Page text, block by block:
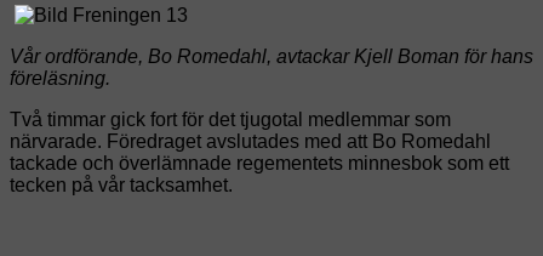
Vår ordförande, Bo Romedahl, avtackar Kjell Boman för hans
föreläsning.
Två timmar gick fort för det tjugotal medlemmar som
närvarade. Föredraget avslutades med att Bo Romedahl
tackade och överlämnade regementets minnesbok som ett
tecken på vår tacksamhet.